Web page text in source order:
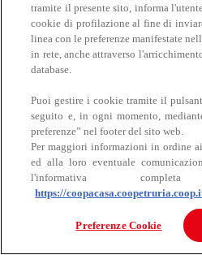
Carne
Bovino
tramite il presente sito, informa
cookie di profilazione al fine di
linea con le preferenze manifestate
in rete, anche attraverso
database.
Puoi gestire i cookie tramite il
seguito e, in ogni momento,
preferenze” nel footer del sito web.
Per maggiori informazioni in ordine
ed alla loro eventuale
l'informativa
https://
Preferenze Cookie